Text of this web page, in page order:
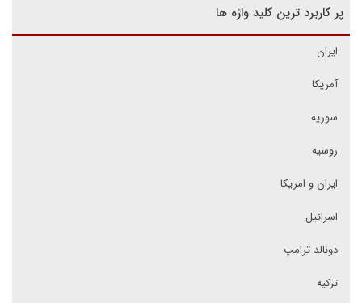
پر کاربرد ترین کلید واژه ها
ایران
آمریکا
سوریه
روسیه
ایران و امریکا
اسرائیل
دونالد ترامپ
ترکیه